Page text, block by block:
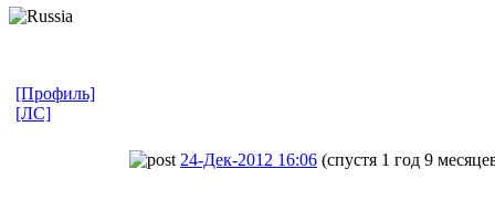
[Профиль]
[ЛС]
24-Дек-2012 16:06 (спустя 1 год 9